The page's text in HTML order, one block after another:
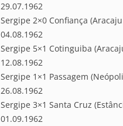
29.07.1962
Sergipe 2×0 Confiança (Aracaju
04.08.1962
Sergipe 5×1 Cotinguiba
12.08.1962
Sergipe 1×1 Passagem
26.08.1962
Sergipe 3×1 Santa Cruz
01.09.1962